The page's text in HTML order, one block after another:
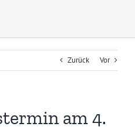
Zurück Vor
am 4.